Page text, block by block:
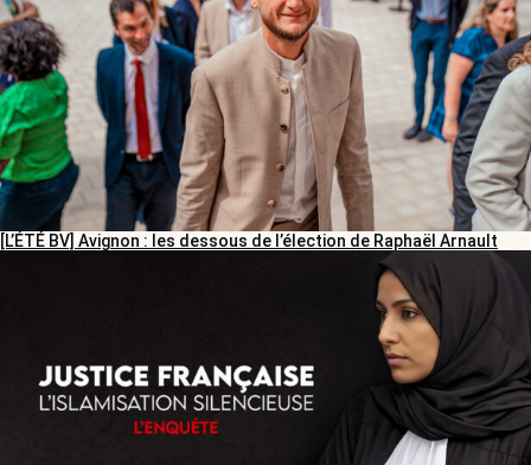
[L’ÉTÉ BV] Avignon : les dessous de l’élection de Raphaël Arnault